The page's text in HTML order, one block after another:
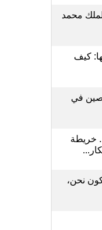
محمد
كيف
في
خريطة
نحن،